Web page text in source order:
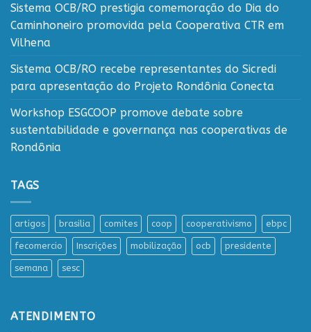
Sistema OCB/RO prestigia comemoração do Dia do
Caminhoneiro promovida pela Cooperativa CTR em
Vilhena
Sistema OCB/RO recebe representantes do Sicredi
para apresentação do Projeto Rondônia Conecta
Workshop ESGCOOP promove debate sobre
sustentabilidade e governança nas cooperativas de
Rondônia
TAGS
artigos brasilia comites coop cooperativismo ebpc
fecomercio Inscrições mobilização ocb presidente
semana sesc
ATENDIMENTO